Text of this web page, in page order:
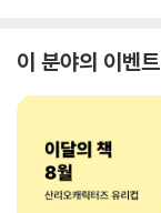
이 분야의 이벤트